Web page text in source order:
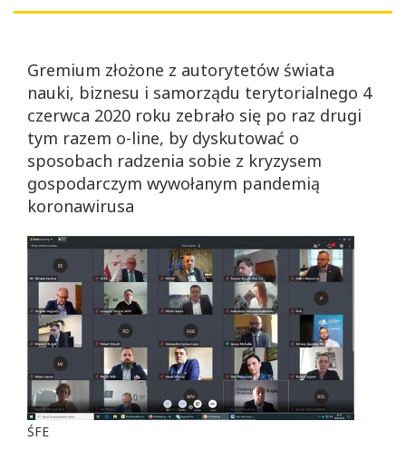
Gremium złożone z autorytetów świata
nauki, biznesu i samorządu terytorialnego 4
czerwca 2020 roku zebrało się po raz drugi
tym razem o-line, by dyskutować o
sposobach radzenia sobie z kryzysem
gospodarczym wywołanym pandemią
koronawirusa
ŚFE